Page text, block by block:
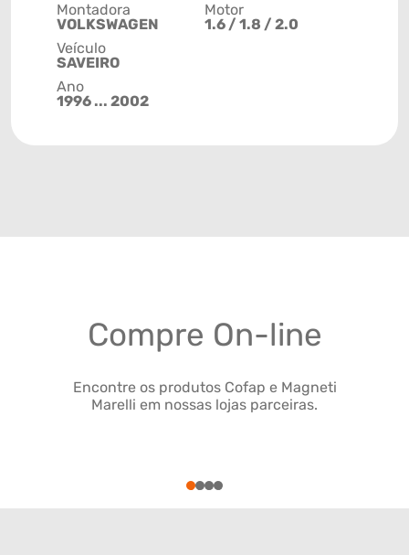
Montadora
VOLKSWAGEN
Veículo
SAVEIRO
Ano
1996 ... 2002
Motor
1.6 / 1.8 / 2.0
Compre On-line
Encontre os produtos Cofap e Magneti
Marelli em nossas lojas parceiras.
1234